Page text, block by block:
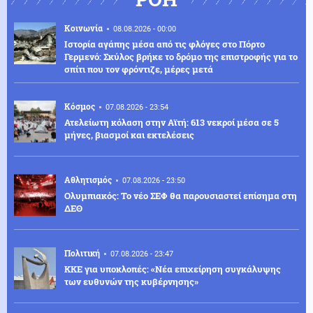
Κοινωνία 08.08.2026 - 00:00
Ιστορία αγάπης μέσα από τις φλόγες στο Πόρτο
Γερμενό: Σκύλος βρήκε το δρόμο της επιστροφής για το
σπίτι που τον φρόντιζε, μέρες μετά
Κόσμος 07.08.2026 - 23:54
Ατελείωτη κόλαση στην Αϊτή: 613 νεκροί μέσα σε 5
μήνες, βιασμοί και εκτελέσεις
Αθλητισμός 07.08.2026 - 23:50
Ολυμπιακός: Το νέο ΣΕΦ θα παρουσιαστεί επίσημα στη
ΔΕΘ
Πολιτική 07.08.2026 - 23:47
ΚΚΕ για υποκλοπές: «Νέα επιχείρηση συγκάλυψης
των ευθυνών της κυβέρνησης»